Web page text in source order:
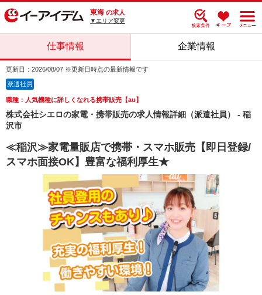
東海 の求人
▼エリア変更
仕事情報 企業情報
更新日：2026/08/07 ※更新日時点の最新情報です
派遣社員
職種：人気機種に詳しくなれる携帯販売【au】
株式会社シエロの家電・携帯販売の求人情報詳細（派遣社員） - 稲
沢市
≪稲沢≫家電量販店で携帯・スマホ販売【即日登録/
スマホ面接OK】豊富な福利厚生★